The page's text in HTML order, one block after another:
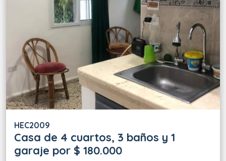
HEC2009
Casa de 4 cuartos, 3 baños y 1
garaje por $ 180.000